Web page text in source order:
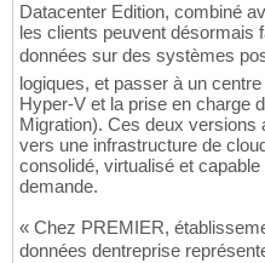
Datacenter Edition, combiné
les clients peuvent désormais
données sur des systèmes
logiques, et passer à un
Hyper-V et la prise en charge
Migration). Ces deux versions
vers une infrastructure de
consolidé, virtualisé et
demande.
« Chez PREMIER,
données dentreprise